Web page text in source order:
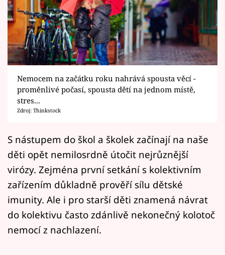
Horoskopy
Sledujte prima+
Filmový festival Karlovy Vary
Pořady
Mámy sobě
Přihlášení
Sledujte nás
Nemocem na začátku roku nahrává spousta věcí -
proměnlivé počasí, spousta dětí na jednom místě,
stres...
Zdroj: Thinkstock
S nástupem do škol a školek začínají na naše
děti opět nemilosrdně útočit nejrůznější
virózy. Zejména první setkání s kolektivním
zařízením důkladně prověří sílu dětské
imunity. Ale i pro starší děti znamená návrat
do kolektivu často zdánlivě nekonečný kolotoč
nemocí z nachlazení.